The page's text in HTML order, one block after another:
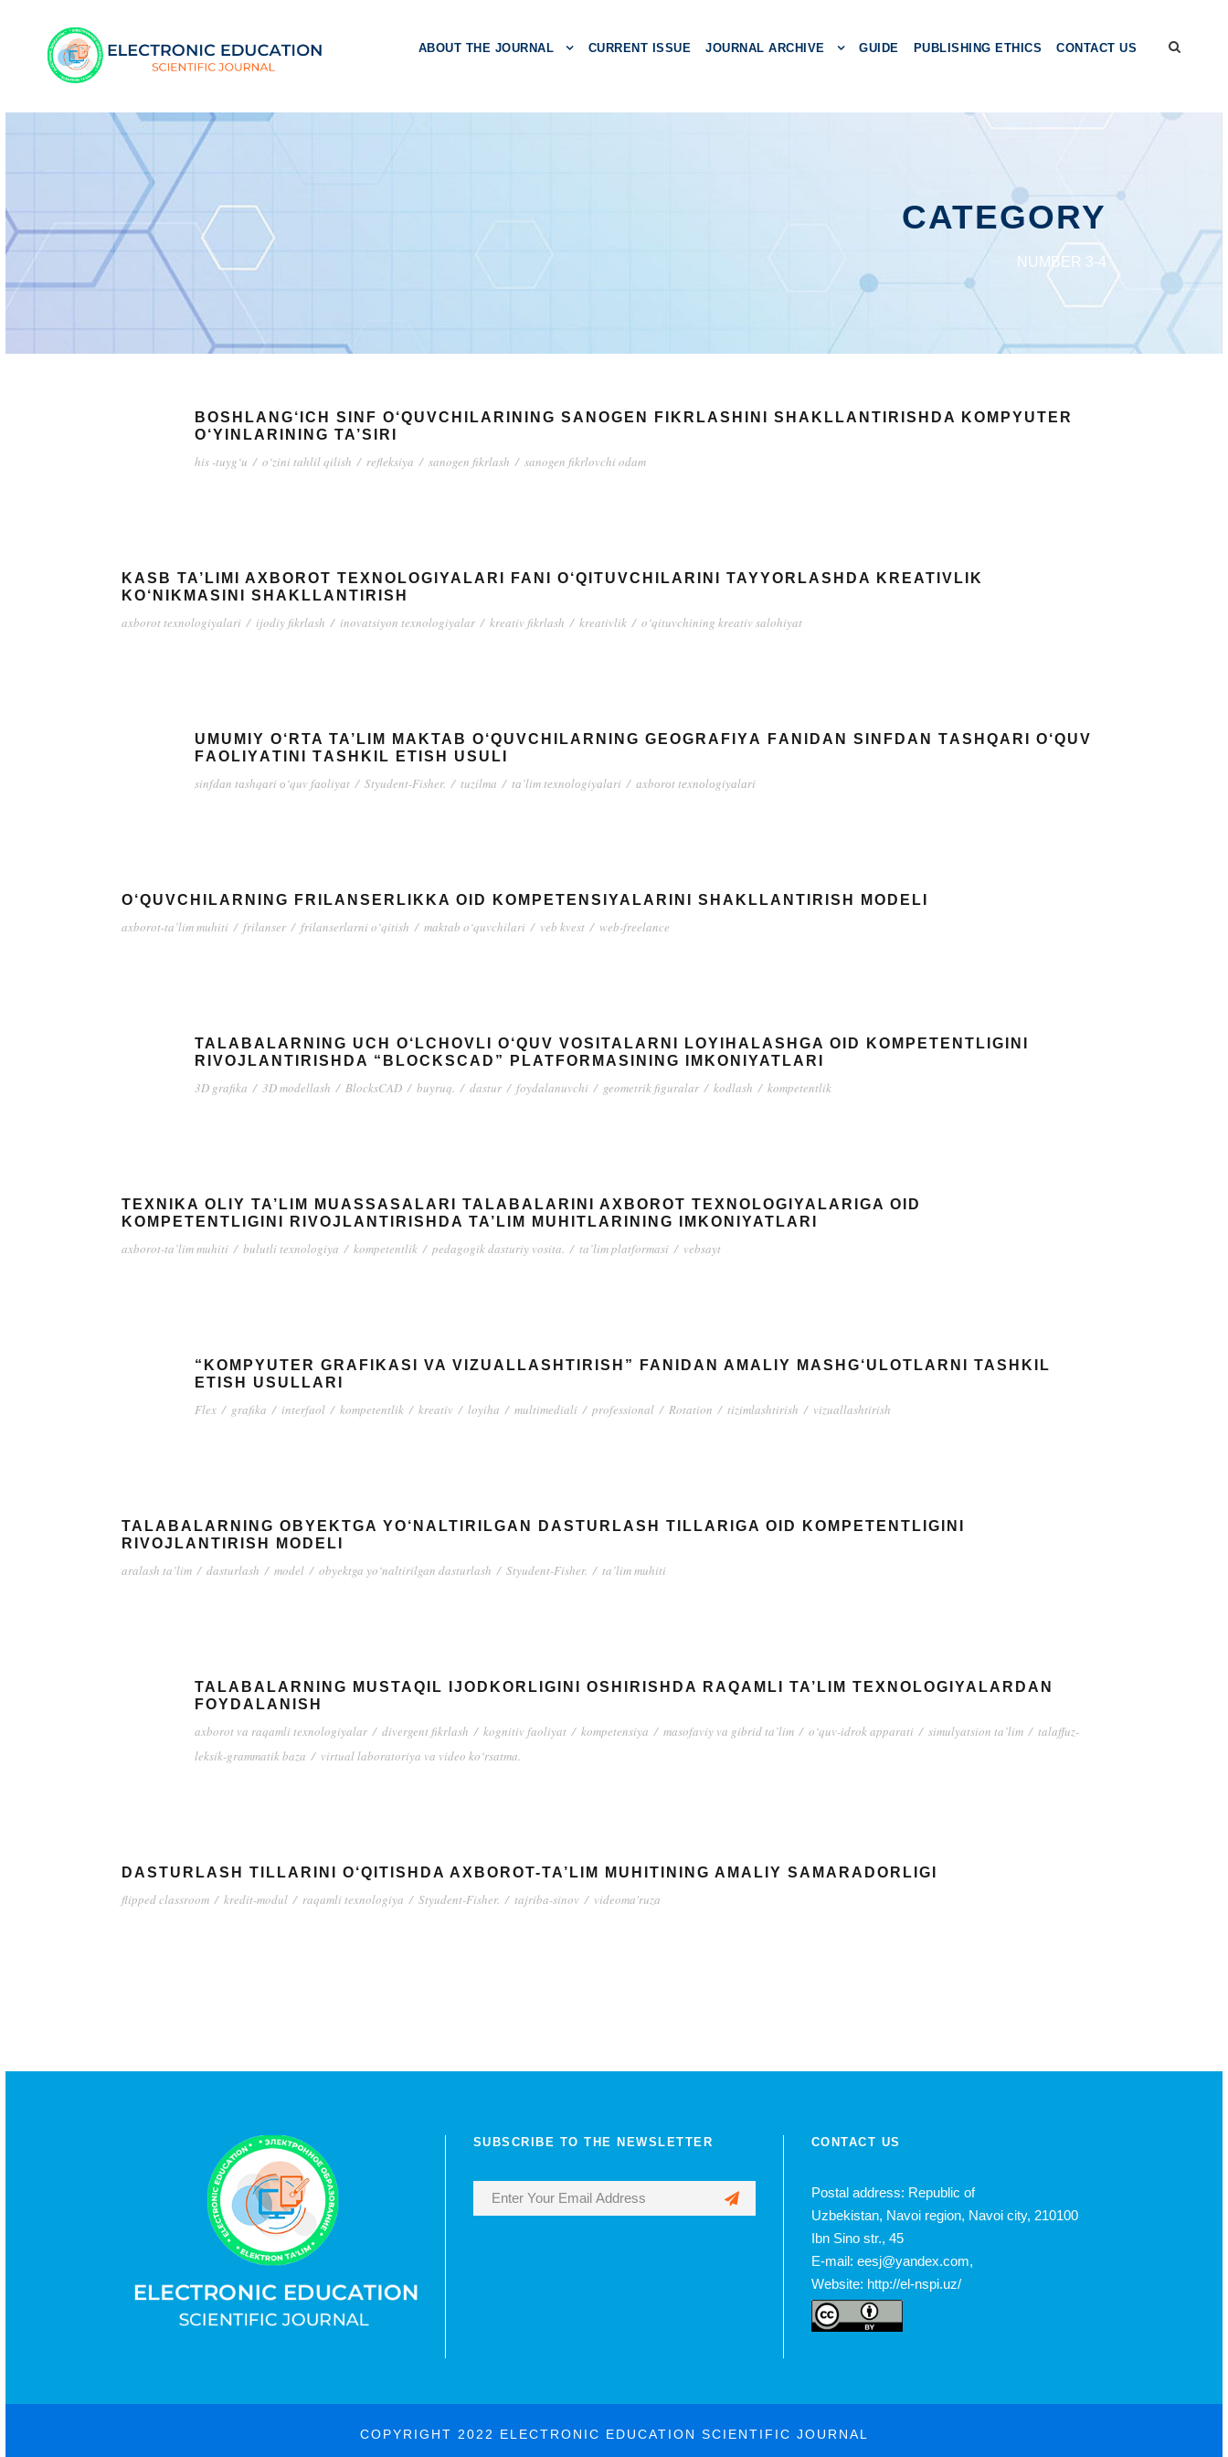
ABOUT THE JOURNAL CURRENT ISSUE JOURNAL ARCHIVE GUIDE PUBLISHING ETHICS CONTACT US
CATEGORY
NUMBER 3-4
BOSHLANG‘ICH SINF O‘QUVCHILARINING SANOGEN FIKRLASHINI SHAKLLANTIRISHDA KOMPYUTER
O‘YINLARINING TA’SIRI
his -tuyg‘u / o‘zini tahlil qilish / refleksiya / sanogen fikrlash / sanogen fikrlovchi odam
KASB TA’LIMI AXBOROT TEXNOLOGIYALARI FANI O‘QITUVCHILARINI TAYYORLASHDA KREATIVLIK
KO‘NIKMASINI SHAKLLANTIRISH
axborot texnologiyalari / ijodiy fikrlash / inovatsiyon texnologiyalar / kreativ fikrlash / kreativlik / o‘qituvchining kreativ salohiyat
UMUMIY O‘RTA TA’LIM MAKTAB O‘QUVCHILАRNING GЕОGRАFIYА FАNIDАN SINFDАN TАSHQАRI О‘QUV
FАОLIYАTINI TАSHKIL ЕTISH USULI
sinfdаn tаshqаri о‘quv fаоliyаt / Styudent-Fisher. / tuzilma / tа’lim tеxnоlоgiyаlаri / аxbоrоt tеxnоlоgiyаlаri
O‘QUVCHILARNING FRILANSERLIKKA OID KOMPETENSIYALARINI SHAKLLANTIRISH MODELI
axborot-ta’lim muhiti / frilanser / frilanserlarni o‘qitish / maktab o‘quvchilari / veb kvest / web-freelance
TALABALARNING UCH O‘LCHOVLI O‘QUV VOSITALARNI LOYIHALASHGA OID KOMPETENTLIGINI
RIVOJLANTIRISHDA “BLOCKSCAD” PLATFORMASINING IMKONIYATLARI
3D grafika / 3D modellash / BlocksCAD / buyruq. / dastur / foydalanuvchi / geometrik figuralar / kodlash / kompetentlik
TEXNIKA OLIY TA’LIM MUASSASALARI TALABALARINI AXBOROT TEXNOLOGIYALARIGA OID
KOMPETENTLIGINI RIVOJLANTIRISHDA TA’LIM MUHITLARINING IMKONIYATLARI
axborot-ta’lim muhiti / bulutli texnologiya / kompetentlik / pedagogik dasturiy vosita. / ta’lim platformasi / vebsayt
“KOMPYUTER GRAFIKASI VA VIZUALLASHTIRISH” FANIDAN AMALIY MASHG‘ULOTLARNI TASHKIL
ETISH USULLARI
Flex / grafika / interfaol / kompetentlik / kreativ / loyiha / multimediali / professional / Rotation / tizimlashtirish / vizuallashtirish
TALABALARNING OBYEKTGA YO‘NALTIRILGAN DASTURLASH TILLARIGA OID KOMPETENTLIGINI
RIVOJLANTIRISH MODELI
aralash ta’lim / dasturlash / model / obyektga yo‘naltirilgan dasturlash / Styudent-Fisher. / ta’lim muhiti
TALABALARNING MUSTAQIL IJODKORLIGINI OSHIRISHDA RAQAMLI TA’LIM TEXNOLOGIYALARDAN
FOYDALANISH
axborot va raqamli texnologiyalar / divergent fikrlash / kognitiv faoliyat / kompetensiya / masofaviy va gibrid ta’lim / o‘quv-idrok apparati / simulyatsion ta’lim / talaffuz-
leksik-grammatik baza / virtual laboratoriya va video ko‘rsatma.
DASTURLASH TILLARINI O‘QITISHDA AXBOROT-TA’LIM MUHITINING AMALIY SAMARADORLIGI
flipped classroom / kredit-modul / raqamli texnologiya / Styudent-Fisher. / tajriba-sinov / videoma'ruza
SUBSCRIBE TO THE NEWSLETTER CONTACT US
Postal address: Republic of
Uzbekistan, Navoi region, Navoi city, 210100
Ibn Sino str., 45
E-mail: eesj@yandex.com,
Website: http://el-nspi.uz/
COPYRIGHT 2022 ELECTRONIC EDUCATION SCIENTIFIC JOURNAL